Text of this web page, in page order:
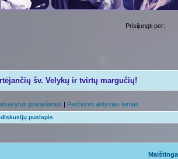
Prisijungti per:
šv. Velykų ir tvirtų margučių!
pranešimus | Peržiūrėti aktyvias temas
puslapis